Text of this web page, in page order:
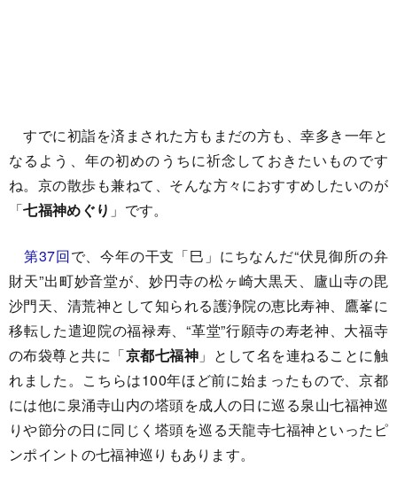
すでに初詣を済まされた方もまだの方も、幸多き一年と
なるよう、年の初めのうちに祈念しておきたいものです
ね。京の散歩も兼ねて、そんな方々におすすめしたいのが
「七福神めぐり 」です。
第37回で、今年の干支「巳」にちなんだ“伏見御所の弁
財天”出町妙音堂が、妙円寺の松ヶ崎大黒天、廬山寺の毘
沙門天、清荒神として知られる護浄院の恵比寿神、鷹峯に
移転した遣迎院の福禄寿、“革堂”行願寺の寿老神、大福寺
の布袋尊と共に「京都七福神 」として名を連ねることに触
れました。こちらは100年ほど前に始まったもので、京都
には他に泉涌寺山内の塔頭を成人の日に巡る泉山七福神巡
りや節分の日に同じく塔頭を巡る天龍寺七福神といったピ
ンポイントの七福神巡りもあります。